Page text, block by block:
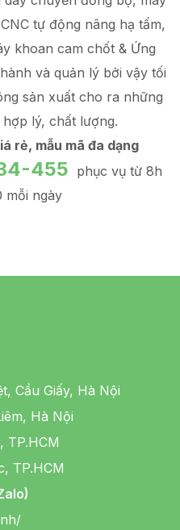
tự động nâng hạ tấm,
khoan cam chốt & Ứng
và quản lý bởi vậy tối
sản xuất cho ra những
hợp lý, chất lượng.
rẻ, mẫu mã đa dạng
455
phục vụ từ 8h
mỗi ngày
Cầu Giấy, Hà Nội
Hà Nội
TP.HCM
TP.HCM